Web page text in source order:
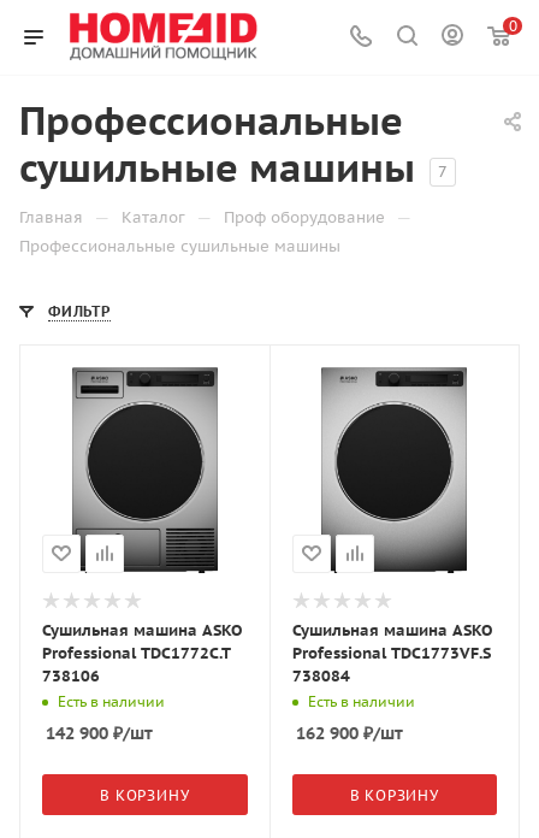
0
Профессиональные
сушильные машины
7
Главная — Каталог — Проф оборудование —
Профессиональные сушильные машины
ФИЛЬТР
Сушильная машина ASKO
Professional TDC1772C.T
738106
Есть в наличии
142 900 ₽/шт
В КОРЗИНУ
Сушильная машина ASKO
Professional TDC1773VF.S
738084
Есть в наличии
162 900₽/шт
В КОРЗИНУ